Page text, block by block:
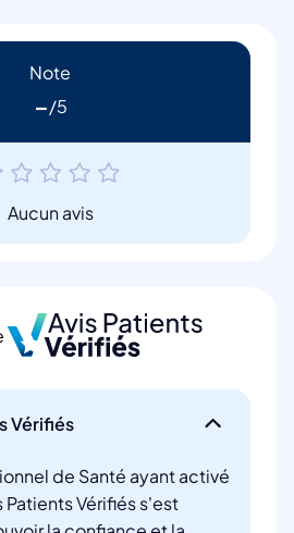
Note
-
Aucun avis
Vérifiés
de Santé ayant activé
Vérifiés s'est